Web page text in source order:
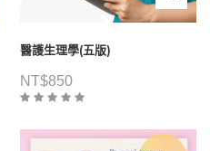
醫護生理學(五版)
NT$850